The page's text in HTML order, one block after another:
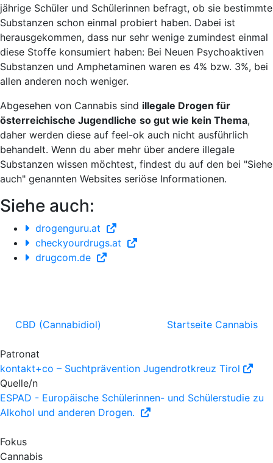
jährige Schüler und Schülerinnen befragt, ob sie bestimmte
Substanzen schon einmal probiert haben. Dabei ist
herausgekommen, dass nur sehr wenige zumindest einmal
diese Stoffe konsumiert haben: Bei Neuen Psychoaktiven
Substanzen und Amphetaminen waren es 4% bzw. 3%, bei
allen anderen noch weniger.
Abgesehen von Cannabis sind illegale Drogen für
österreichische Jugendliche so gut wie kein Thema,
daher werden diese auf feel-ok auch nicht ausführlich
behandelt. Wenn du aber mehr über andere illegale
Substanzen wissen möchtest, findest du auf den bei "Siehe
auch" genannten Websites seriöse Informationen.
Siehe auch:
drogenguru.at
checkyourdrugs.at
drugcom.de
CBD (Cannabidiol) Startseite Cannabis
Patronat
kontakt+co – Suchtprävention Jugendrotkreuz Tirol
Quelle/n
ESPAD - Europäische Schülerinnen- und Schülerstudie zu
Alkohol und anderen Drogen.
Fokus
Cannabis